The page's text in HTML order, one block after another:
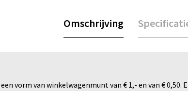
Omschrijving
vorm van winkelwagenmunt van € 1,- en van €